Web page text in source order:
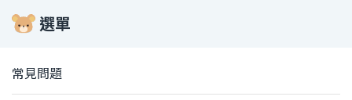
選單
常見問題